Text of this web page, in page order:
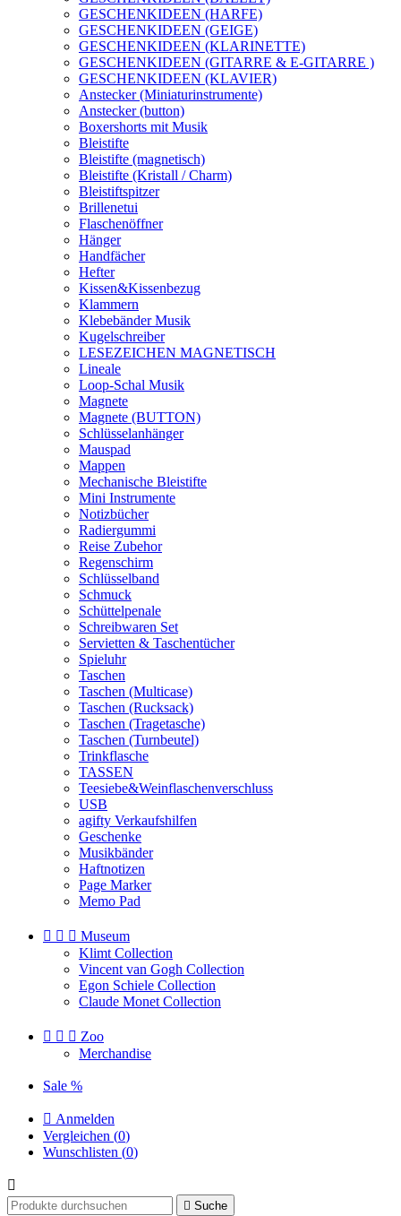
GESCHENKIDEEN (HARFE)
GESCHENKIDEEN (GEIGE)
GESCHENKIDEEN (KLARINETTE)
GESCHENKIDEEN (GITARRE & E-GITARRE )
GESCHENKIDEEN (KLAVIER)
Anstecker (Miniaturinstrumente)
Anstecker (button)
Boxershorts mit Musik
Bleistifte
Bleistifte (magnetisch)
Bleistifte (Kristall / Charm)
Bleistiftspitzer
Brillenetui
Flaschenöffner
Hänger
Handfächer
Hefter
Kissen&Kissenbezug
Klammern
Klebebänder Musik
Kugelschreiber
LESEZEICHEN MAGNETISCH
Lineale
Loop-Schal Musik
Magnete
Magnete (BUTTON)
Schlüsselanhänger
Mauspad
Mappen
Mechanische Bleistifte
Mini Instrumente
Notizbücher
Radiergummi
Reise Zubehor
Regenschirm
Schlüsselband
Schmuck
Schüttelpenale
Schreibwaren Set
Servietten & Taschentücher
Spieluhr
Taschen
Taschen (Multicase)
Taschen (Rucksack)
Taschen (Tragetasche)
Taschen (Turnbeutel)
Trinkflasche
TASSEN
Teesiebe&Weinflaschenverschluss
USB
agifty Verkaufshilfen
Geschenke
Musikbänder
Haftnotizen
Page Marker
Memo Pad
   Museum
Klimt Collection
Vincent van Gogh Collection
Egon Schiele Collection
Claude Monet Collection
   Zoo
Merchandise
Sale %
 Anmelden
Vergleichen (0)
Wunschlisten (0)

 Suche